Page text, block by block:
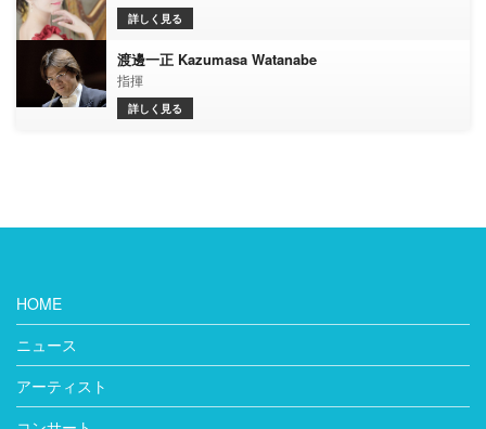
詳しく見る
渡邊一正 Kazumasa Watanabe
指揮
詳しく見る
HOME
ニュース
アーティスト